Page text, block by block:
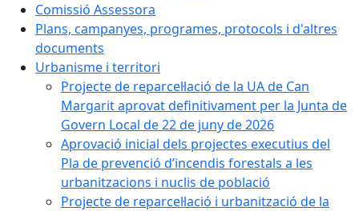
Comissió Assessora
Plans, campanyes, programes, protocols i d'altres
documents
Urbanisme i territori
Projecte de reparcel·lació de la UA de Can
Margarit aprovat definitivament per la Junta de
Govern Local de 22 de juny de 2026
Aprovació inicial dels projectes executius del
Pla de prevenció d’incendis forestals a les
urbanitzacions i nuclis de població
Projecte de reparcel·lació i urbanització de la